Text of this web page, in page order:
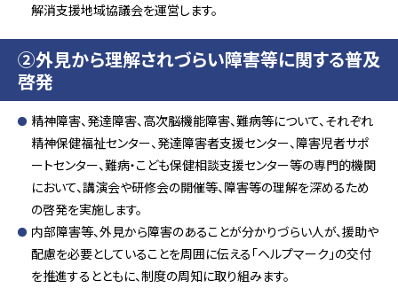
解消支援地域協議会を運営します。
②外見から理解されづらい障害等に関する普及
啓発
精神障害、発達障害、高次脳機能障害、難病等について、それぞれ
精神保健福祉センター、発達障害者支援センター、障害児者サポ
ートセンター、難病・こども保健相談支援センター等の専門的機関
において、講演会や研修会の開催等、障害等の理解を深めるため
の啓発を実施します。
内部障害等、外見から障害のあることが分かりづらい人が、援助や
配慮を必要としていることを周囲に伝える「ヘルプマーク」の交付
を推進するとともに、制度の周知に取り組みます。